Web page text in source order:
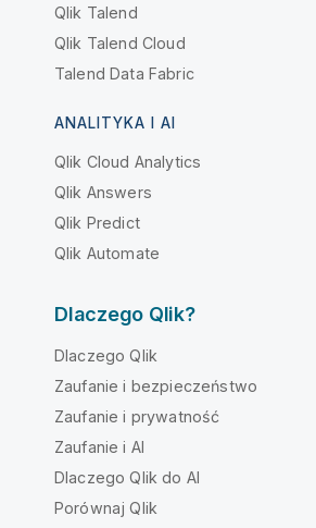
Qlik Talend
Qlik Talend Cloud
Talend Data Fabric
ANALITYKA I AI
Qlik Cloud Analytics
Qlik Answers
Qlik Predict
Qlik Automate
Dlaczego Qlik?
Dlaczego Qlik
Zaufanie i bezpieczeństwo
Zaufanie i prywatność
Zaufanie i AI
Dlaczego Qlik do AI
Porównaj Qlik